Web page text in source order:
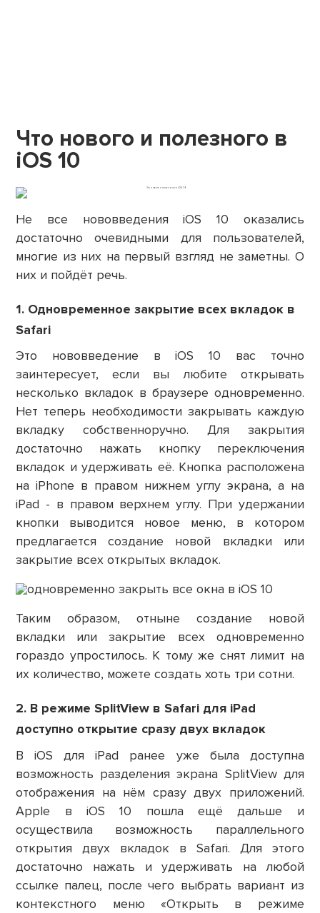
Что нового и полезного в
iOS 10
Не все нововведения iOS 10 оказались
достаточно очевидными для пользователей,
многие из них на первый взгляд не заметны. О
них и пойдёт речь.
1. Одновременное закрытие всех вкладок в
Safari
Это нововведение в iOS 10 вас точно
заинтересует, если вы любите открывать
несколько вкладок в браузере одновременно.
Нет теперь необходимости закрывать каждую
вкладку собственноручно. Для закрытия
достаточно нажать кнопку переключения
вкладок и удерживать её. Кнопка расположена
на iPhone в правом нижнем углу экрана, а на
iPad - в правом верхнем углу. При удержании
кнопки выводится новое меню, в котором
предлагается создание новой вкладки или
закрытие всех открытых вкладок.
Таким образом, отныне создание новой
вкладки или закрытие всех одновременно
гораздо упростилось. К тому же снят лимит на
их количество, можете создать хоть три сотни.
2. В режиме SplitView в Safari для iPad
доступно открытие сразу двух вкладок
В iOS для iPad ранее уже была доступна
возможность разделения экрана SplitView для
отображения на нём сразу двух приложений.
Apple в iOS 10 пошла ещё дальше и
осуществила возможность параллельного
открытия двух вкладок в Safari. Для этого
достаточно нажать и удерживать на любой
ссылке палец, после чего выбрать вариант из
контекстного меню «Открыть в режиме